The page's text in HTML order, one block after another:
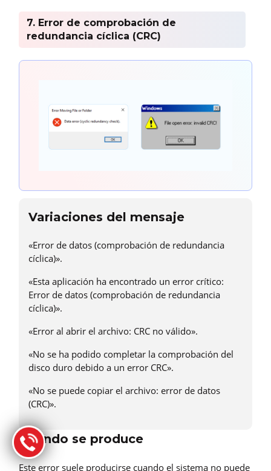
7. Error de comprobación de
redundancia cíclica (CRC)
Variaciones del mensaje
«Error de datos (comprobación de redundancia
cíclica)».
«Esta aplicación ha encontrado un error crítico:
Error de datos (comprobación de redundancia
cíclica)».
«Error al abrir el archivo: CRC no válido».
«No se ha podido completar la comprobación del
disco duro debido a un error CRC».
«No se puede copiar el archivo: error de datos
(CRC)».
Cuando se produce
Este error suele producirse cuando el sistema no puede